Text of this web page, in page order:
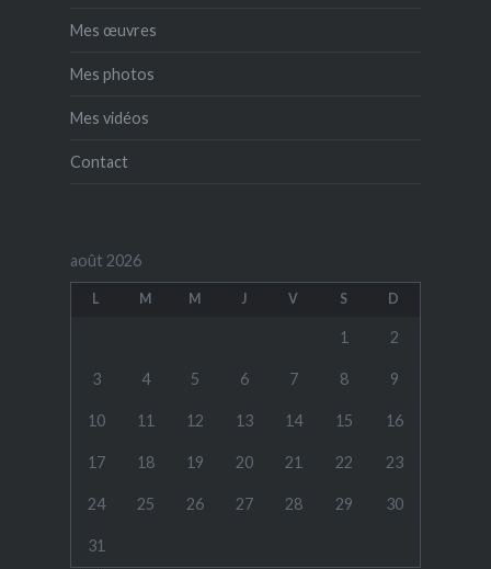
Mes œuvres
Mes photos
Mes vidéos
Contact
août 2026
L M M J V S D
1 2
3 4 5 6 7 8 9
10 11 12 13 14 15 16
17 18 19 20 21 22 23
24 25 26 27 28 29 30
31